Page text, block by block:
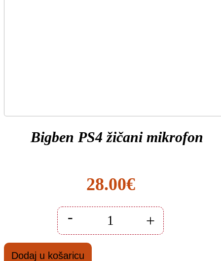
Bigben PS4 žičani mikrofon
28.00€
-
PS4
žičani
mikrofon
+
Dodaj u košaricu